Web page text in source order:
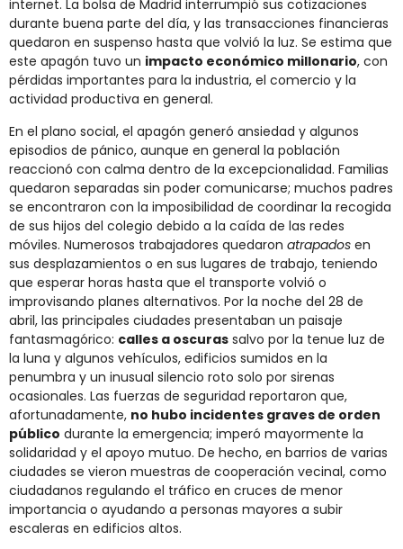
internet. La bolsa de Madrid interrumpió sus cotizaciones
durante buena parte del día, y las transacciones financieras
quedaron en suspenso hasta que volvió la luz. Se estima que
este apagón tuvo un impacto económico millonario, con
pérdidas importantes para la industria, el comercio y la
actividad productiva en general​.
En el plano social, el apagón generó ansiedad y algunos
episodios de pánico, aunque en general la población
reaccionó con calma dentro de la excepcionalidad. Familias
quedaron separadas sin poder comunicarse; muchos padres
se encontraron con la imposibilidad de coordinar la recogida
de sus hijos del colegio debido a la caída de las redes
móviles. Numerosos trabajadores quedaron atrapados en
sus desplazamientos o en sus lugares de trabajo, teniendo
que esperar horas hasta que el transporte volvió o
improvisando planes alternativos. Por la noche del 28 de
abril, las principales ciudades presentaban un paisaje
fantasmagórico: calles a oscuras salvo por la tenue luz de
la luna y algunos vehículos, edificios sumidos en la
penumbra y un inusual silencio roto solo por sirenas
ocasionales. Las fuerzas de seguridad reportaron que,
afortunadamente, no hubo incidentes graves de orden
público durante la emergencia; imperó mayormente la
solidaridad y el apoyo mutuo. De hecho, en barrios de varias
ciudades se vieron muestras de cooperación vecinal, como
ciudadanos regulando el tráfico en cruces de menor
importancia o ayudando a personas mayores a subir
escaleras en edificios altos.